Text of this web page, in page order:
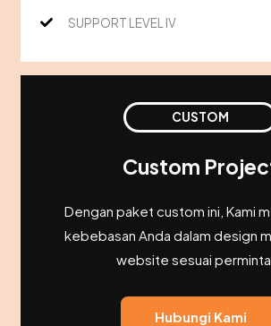
SUPPORT LEVEL IV
CUSTOM
Custom
Dengan paket custom ini, Kami
kebebasan Anda dalam design
website sesuai
Hubungi Kami